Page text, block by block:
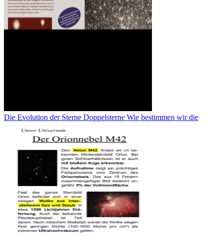
Die Evolution der Sterne Doppelsterne Wie bestimmen wir die